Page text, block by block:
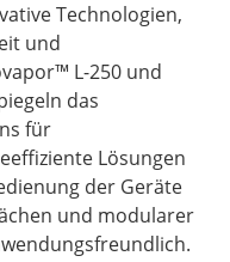
Technologien,
und
L-250 und
das
für
Lösungen
der Geräte
und modularer